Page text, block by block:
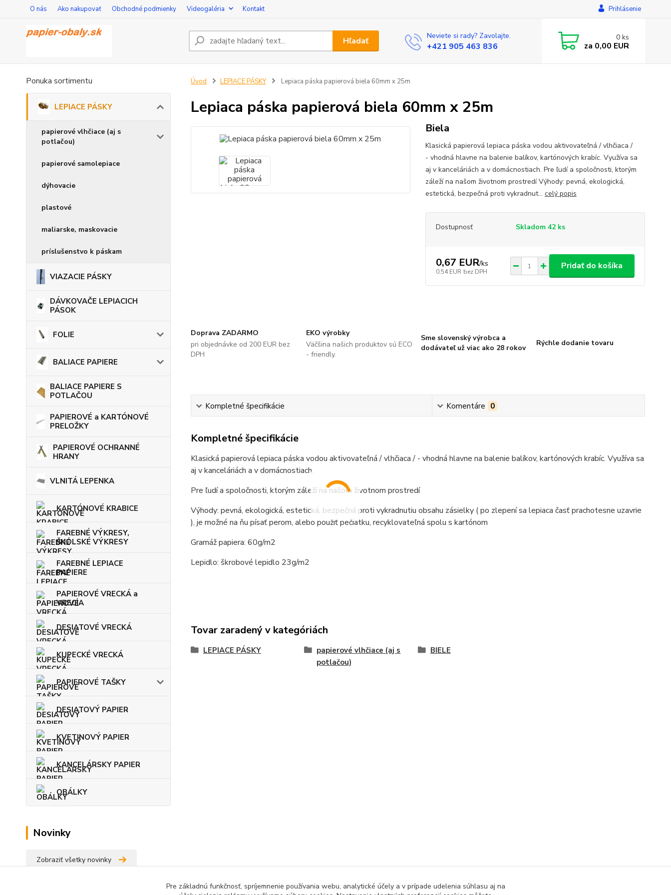
O nás Ako nakupovať Obchodné podmienky Videogaléria Kontakt Prihlásenie
Hľadať Neviete si rady? Zavolajte.
+421 905 463 836
0 ks
za 0,00 EUR
Ponuka sortimentu
LEPIACE PÁSKY
papierové vlhčiace (aj s
potlačou)
papierové samolepiace
dýhovacie
plastové
maliarske, maskovacie
príslušenstvo k páskam
VIAZACIE PÁSKY
DÁVKOVAČE LEPIACICH
PÁSOK
FOLIE
BALIACE PAPIERE
BALIACE PAPIERE S
POTLAČOU
PAPIEROVÉ a KARTÓNOVÉ
PRELOŽKY
PAPIEROVÉ OCHRANNÉ
HRANY
VLNITÁ LEPENKA
KARTÓNOVÉ KRABICE
FAREBNÉ VÝKRESY,
ŠKOLSKÉ VÝKRESY
FAREBNÉ LEPIACE
PAPIERE
PAPIEROVÉ VRECKÁ a
VRECIA
DESIATOVÉ VRECKÁ
KUPECKÉ VRECKÁ
PAPIEROVÉ TAŠKY
DESIATOVÝ PAPIER
KVETINOVÝ PAPIER
KANCELÁRSKY PAPIER
OBÁLKY
Novinky
Zobraziť všetky novinky
Úvod LEPIACE PÁSKY Lepiaca páska papierová biela 60mm x 25m
Lepiaca páska papierová biela 60mm x 25m
Biela
Klasická papierová lepiaca páska vodou aktivovateľná / vlhčiaca /
- vhodná hlavne na balenie balíkov, kartónových krabíc. Využíva sa
aj v kanceláriách a v domácnostiach. Pre ľudí a spoločnosti, ktorým
záleží na našom životnom prostredí Výhody: pevná, ekologická,
estetická, bezpečná proti vykradnut... celý popis
Dostupnosť Skladom 42 ks
0,67 EUR/ks
0,54 EUR bez DPH
Pridať do košíka
Doprava ZADARMO
pri objednávke od 200 EUR bez
DPH
EKO výrobky
Väčšina našich produktov sú ECO
- friendly.
Sme slovenský výrobca a
dodávateľ už viac ako 28 rokov
Rýchle dodanie tovaru
Kompletné špecifikácie Komentáre 0
Kompletné špecifikácie
Klasická papierová lepiaca páska vodou aktivovateľná / vlhčiaca / - vhodná hlavne na balenie balíkov, kartónových krabíc. Využíva sa
aj v kanceláriách a v domácnostiach.
Pre ľudí a spoločnosti, ktorým záleží na našom životnom prostredí
Výhody: pevná, ekologická, estetická, bezpečná proti vykradnutiu obsahu zásielky ( po zlepení sa lepiaca časť prachotesne uzavrie
), je možné na ňu písať perom, alebo použiť pečiatku, recyklovateľná spolu s kartónom
Gramáž papiera: 60g/m2
Lepidlo: škrobové lepidlo 23g/m2
Tovar zaradený v kategóriách
LEPIACE PÁSKY
papierové vlhčiace (aj s
potlačou)
BIELE
Pre základnú funkčnosť, spríjemnenie používania webu, analytické účely a v prípade udelenia súhlasu aj na